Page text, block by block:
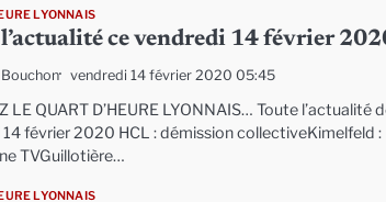
LYONNAIS
ce vendredi 14 février
vendredi 14 février 2020 05:45
LE QUART D’HEURE LYONNAIS… Toute l’actualité
février 2020 HCL : démission collectiveKimelfeld :
TVGuillotière…
LYONNAIS